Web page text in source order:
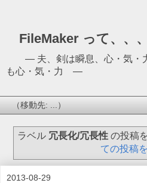
FileMaker って、、
― 夫、剣は瞬息、心・気・力
も心・気・力 ―
ラベル 冗長化/冗長性の投稿
ての投稿
2013-08-29